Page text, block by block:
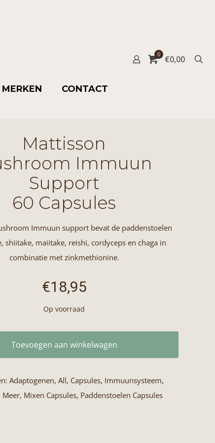
MERKEN CONTACT
0 €0,00
Mattisson
Immuun
Support
60 Capsules
Immuun support bevat de paddenstoelen
shiitake, maiitake, reishi, cordyceps en chaga in
combinatie met zinkmethionine.
€18,95
Op voorraad
Toevoegen aan winkelwagen
Adaptogenen, All, Capsules, Immuunsysteem,
Meer, Mixen Capsules, Paddenstoelen Capsules